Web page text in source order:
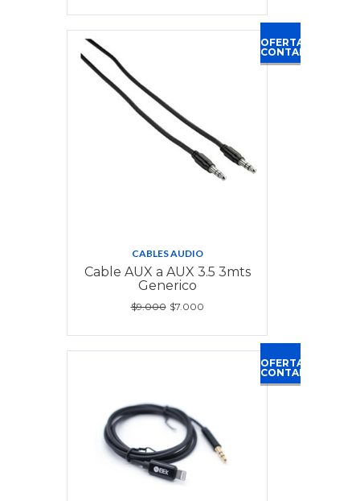
OFERTA
CONTADO
CABLES AUDIO
Cable AUX a AUX 3.5 3mts
Generico
$9.000 $7.000
OFERTA
CONTADO